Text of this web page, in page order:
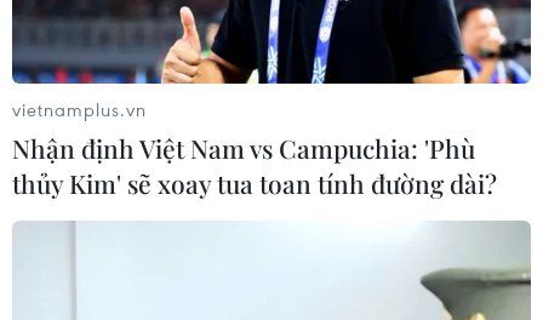
vietnamplus.vn
Nhận định Việt Nam vs Campuchia: 'Phù
thủy Kim' sẽ xoay tua toan tính đường dài?